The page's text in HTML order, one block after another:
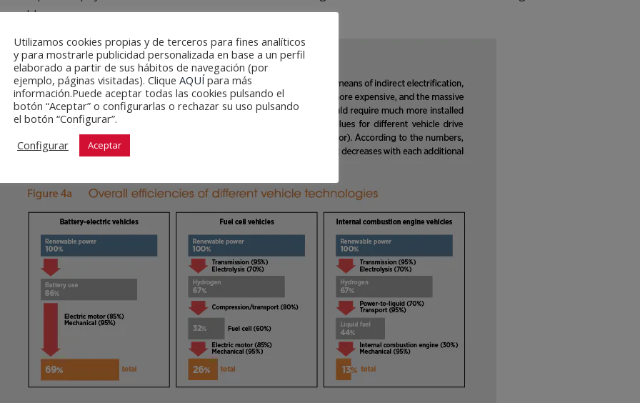
Utilizamos cookies propias y de terceros para fines analíticos
y para mostrarle publicidad personalizada en base a un perfil
elaborado a partir de sus hábitos de navegación (por
ejemplo, páginas visitadas). Clique AQUÍpara más
información.Puede aceptar todas las cookies pulsando el
botón “Aceptar” o configurarlas o rechazar su uso pulsando
el botón “Configurar”.
Configurar
Aceptar